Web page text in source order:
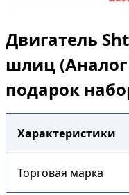
Двигатель
шлиц (Аналог
подарок
Характеристики
Торговая марка